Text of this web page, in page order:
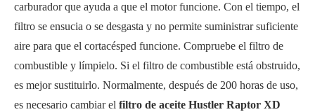
carburador que ayuda a que el motor funcione. Con el tiempo, el
filtro se ensucia o se desgasta y no permite suministrar suficiente
aire para que el cortacésped funcione. Compruebe el filtro de
combustible y límpielo. Si el filtro de combustible está obstruido,
es mejor sustituirlo. Normalmente, después de 200 horas de uso,
es necesario cambiar el filtro de aceite Hustler Raptor XD